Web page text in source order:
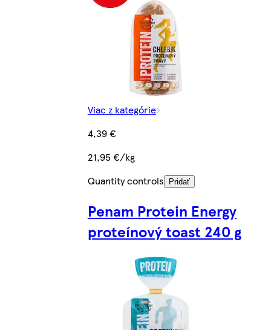
Viac z kategórie
4,39 €
21,95 €/kg
Quantity controls
Pridať
Penam Protein Energy
proteínový toast 240 g